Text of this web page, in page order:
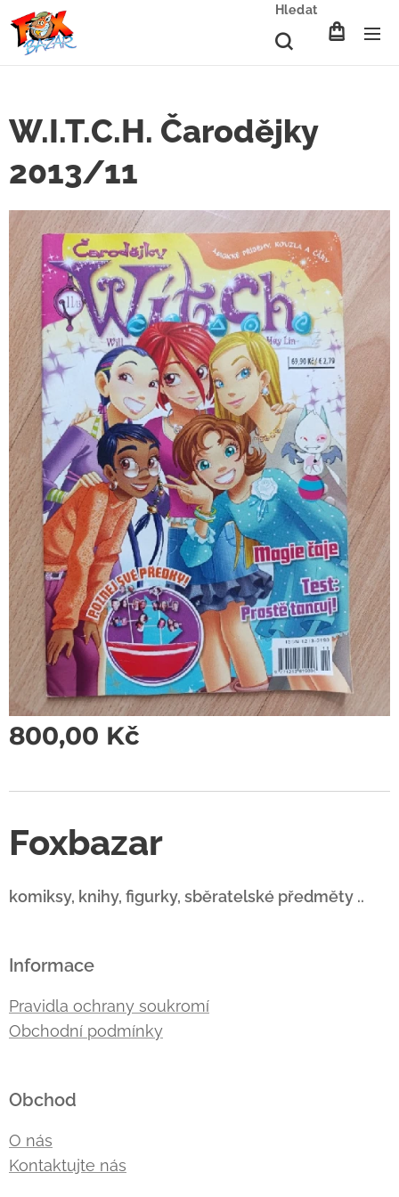
Hledat
W.I.T.C.H. Čarodějky
2013/11
800,00 Kč
Foxbazar
komiksy, knihy, figurky, sběratelské předměty ..
Informace
Pravidla ochrany soukromí
Obchodní podmínky
Obchod
O nás
Kontaktujte nás